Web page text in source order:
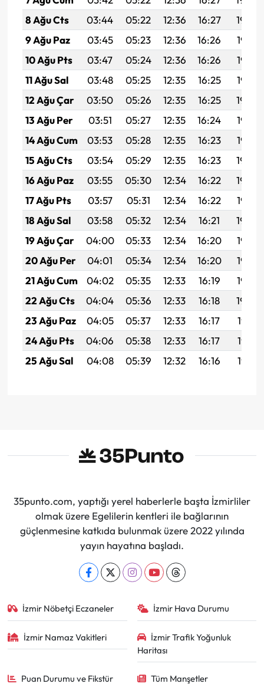
8 Ağu Cts
03:44 05:22 12:36 16:27
19:39
9 Ağu Paz
03:45 05:23 12:36 16:26
19:38
10 Ağu Pts
03:47 05:24 12:36 16:26
19:37
11 Ağu Sal
03:48 05:25 12:35 16:25
19:35
12 Ağu Çar
03:50 05:26 12:35 16:25
19:34
13 Ağu Per
03:51 05:27 12:35 16:24
19:33
14 Ağu Cum
03:53 05:28 12:35 16:23
19:32
15 Ağu Cts
03:54 05:29 12:35 16:23
19:30
16 Ağu Paz
03:55 05:30 12:34 16:22
19:29
17 Ağu Pts
03:57 05:31 12:34 16:22
19:27
18 Ağu Sal
03:58 05:32 12:34 16:21
19:26
19 Ağu Çar
04:00 05:33 12:34 16:20
19:25
20 Ağu Per
04:01 05:34 12:34 16:20
19:23
21 Ağu Cum
04:02 05:35 12:33 16:19
19:22
22 Ağu Cts
04:04 05:36 12:33 16:18
19:20
23 Ağu Paz
04:05 05:37 12:33 16:17
19:19
24 Ağu Pts
04:06 05:38 12:33 16:17
19:17
25 Ağu Sal
04:08 05:39 12:32 16:16 19:16
35punto.com, yaptığı yerel haberlerle başta İzmirliler
olmak üzere Egelilerin kentleri ile bağlarının
güçlenmesine katkıda bulunmak üzere 2022 yılında
yayın hayatına başladı.
İzmir Nöbetçi Eczaneler İzmir Hava Durumu
İzmir Namaz Vakitleri
İzmir Trafik Yoğunluk
Haritası
Puan Durumu ve Fikstür Tüm Manşetler